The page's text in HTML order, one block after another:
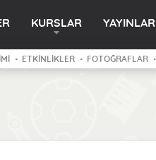
KURSLAR YAYINLAR
ETKİNLİKLER FOTOĞRAFLAR